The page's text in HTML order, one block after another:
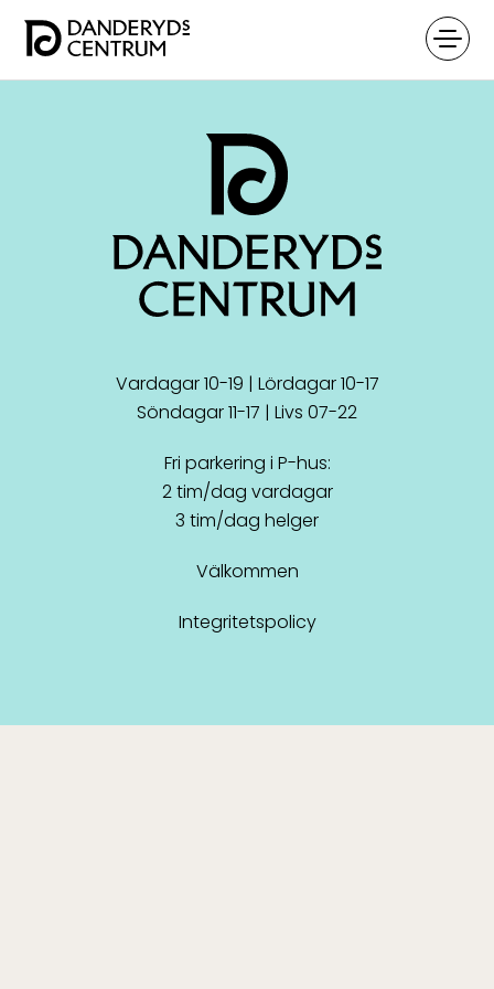
Vardagar 10-19 | Lördagar 10-17
Söndagar 11-17 | Livs 07-22
Fri parkering i P-hus:
2 tim/dag vardagar
3 tim/dag helger
Välkommen
Integritetspolicy